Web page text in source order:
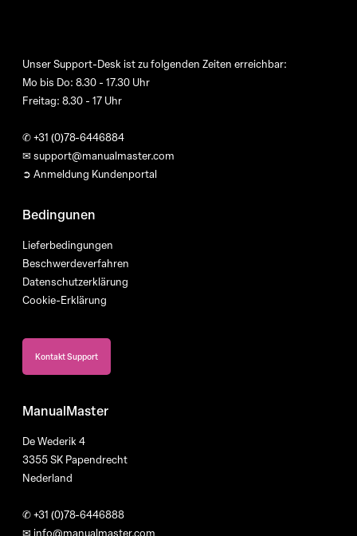
Unser Support-Desk ist zu folgenden Zeiten erreichbar:
Mo bis Do: 8.30 - 17.30 Uhr
Freitag: 8.30 - 17 Uhr
✆+31 (0)78-6446884
✉ support@manualmaster.com
➲ Anmeldung Kundenportal
Bedingunen
Lieferbedingungen
Beschwerdeverfahren
Datenschutzerklärung
Cookie-Erklärung
Kontakt Support
ManualMaster
De Wederik 4
3355 SK Papendrecht
Nederland
✆+31 (0)78-6446888
✉ info@manualmaster.com